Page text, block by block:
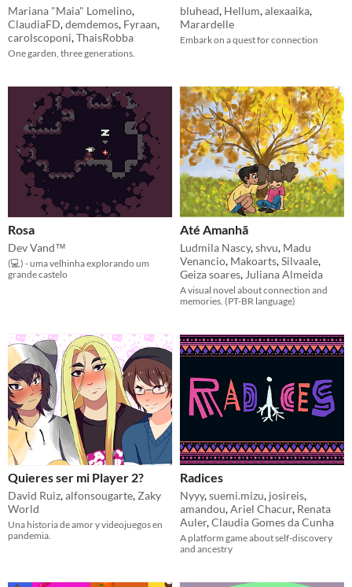
Mariana "Maia" Lomelino,
ClaudiaFD,demdemos, Fyraan,
carolscoponi,ThaisRobba
​One garden, three generations.
bluhead, Hellum,alexaaika,
Marardelle
Embark on a quest for connection
Rosa
Dev Vand™
(💻) - uma velhinha explorando um
grande castelo
Até Amanhã
Ludmila Nascy,shvu, Madu
Venancio, Makoarts,Silvaale,
Geiza soares, Juliana Almeida
A visual novel about connection and
memories. (PT-BR language)
Quieres ser mi Player 2?
David Ruiz,alfonsougarte, Zaky
World
Una historia de amor y videojuegos en
pandemia.
Radices
Nyyy,suemi.mizu, josireis,
amandou,Ariel Chacur, Renata
Auler,Claudia Gomes da Cunha
​A platform game about self-discovery
and ancestry